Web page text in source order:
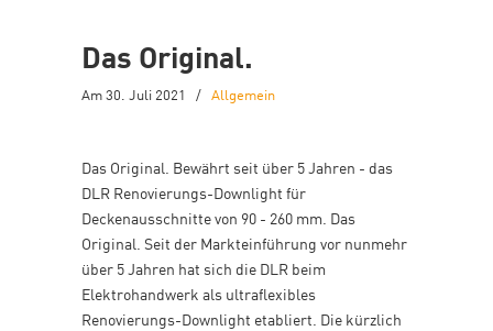
Das Original.
Am 30. Juli 2021 / Allgemein
Das Original. Bewährt seit über 5 Jahren - das
DLR Renovierungs-Downlight für
Deckenausschnitte von 90 - 260 mm. Das
Original. Seit der Markteinführung vor nunmehr
über 5 Jahren hat sich die DLR beim
Elektrohandwerk als ultraflexibles
Renovierungs-Downlight etabliert. Die kürzlich